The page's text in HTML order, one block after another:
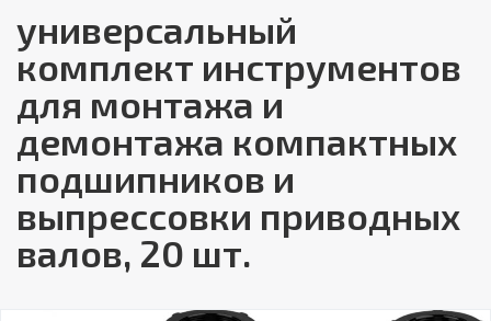
универсальный
комплект инструментов
для монтажа и
демонтажа компактных
подшипников и
выпрессовки приводных
валов, 20 шт.